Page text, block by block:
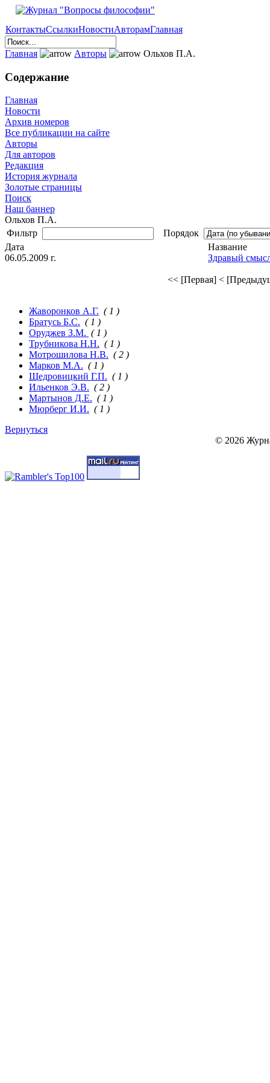
КонтактыСсылкиНовостиАвторамГлавная
Главная Авторы Ольхов П.А.
Содержание
Главная
Новости
Архив номеров
Все публикации на сайте
Авторы
Для авторов
Редакция
История журнала
Золотые страницы
Поиск
Наш баннер
Ольхов П.А.
Фильтр
Порядок
Дата
Название
06.05.2009 г.
Здравый
<< [Первая] <
Жаворонков А.Г. ( 1 )
Братусь Б.С. ( 1 )
Оруджев З.М. ( 1 )
Трубникова Н.Н. ( 1 )
Мотрошилова Н.В. ( 2 )
Марков М.А. ( 1 )
Щедровицкий Г.П. ( 1 )
Ильенков Э.В. ( 2 )
Мартынов Д.Е. ( 1 )
Мюрберг И.И. ( 1 )
Вернуться
© 2026